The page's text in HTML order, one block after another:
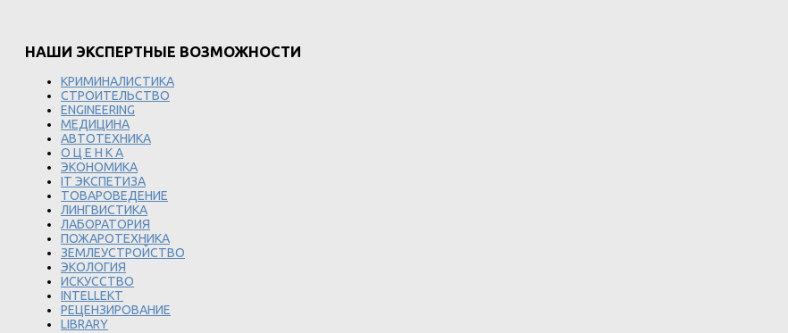
НАШИ ЭКСПЕРТНЫЕ ВОЗМОЖНОСТИ
КРИМИНАЛИСТИКА
СТРОИТЕЛЬСТВО
ENGINEERING
МЕДИЦИНА
АВТОТЕХНИКА
О Ц Е Н К А
ЭКОНОМИКА
IT ЭКСПЕТИЗА
ТОВАРОВЕДЕНИЕ
ЛИНГВИСТИКА
ЛАБОРАТОРИЯ
ПОЖАРОТЕХНИКА
ЗЕМЛЕУСТРОЙСТВО
ЭКОЛОГИЯ
ИСКУССТВО
INTELLEKT
РЕЦЕНЗИРОВАНИЕ
LIBRARY